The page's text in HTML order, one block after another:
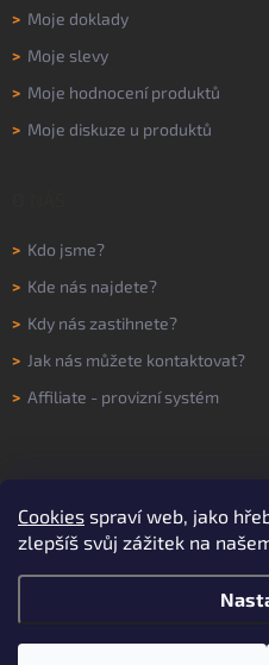
Cookies spraví web, jako
zlepšíš svůj zážitek na
> Moje doklady
> Moje slevy
> Moje hodnocení produktů
> Moje diskuze u produktů
> Kdo jsme?
> Kde nás najdete?
> Kdy nás zastihnete?
> Jak nás můžete kontaktovat?
> Affiliate - provizní systém
Copyright 2026WORKNOW.